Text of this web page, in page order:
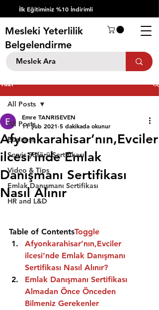
İlk Eğitiminiz %10 İndirimli
Mesleki Yeterlilik
Belgelendirme
Yazı
All Posts
Business
Servis Şöförü Sertifikası
Video & Tips
Emlak Danışmanı Sertifikası
HR and L&D
All Posts
Afyonkarahisar’nın,Evciler
ilcesi’inde Emlak
Danışmanı Sertifikası
Nasıl Alınır
Emre TANRISEVEN
11 Şub 2021 5 dakikada okunur
Table of ContentsToggle
Afyonkarahisar’nın,Evciler
ilcesi’nde Emlak Danışmanı
Sertifikası Nasıl Alınır?
Emlak Danışmanı Sertifikası
Almadan Önce Önceden
Bilmeniz Gerekenler